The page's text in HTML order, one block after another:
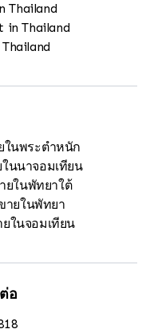
Thailand
in Thailand
ในพระตำหนัก
นนาจอมเทียน
ยในพัทยาใต้
ายในพัทยา
ในจอมเทียน
อ